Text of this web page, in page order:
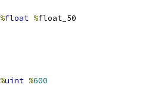
%float %float_50
%uint %600